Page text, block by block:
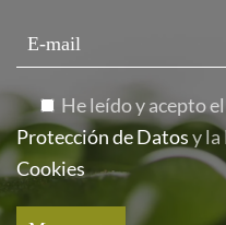
He leído y acepto el
Protección de Datosy la
Cookies